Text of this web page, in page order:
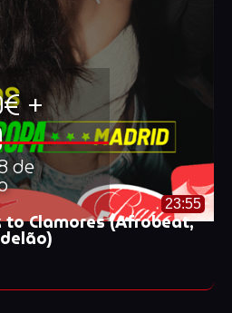
+
de
23:55
to Clamores (Afrobeat,